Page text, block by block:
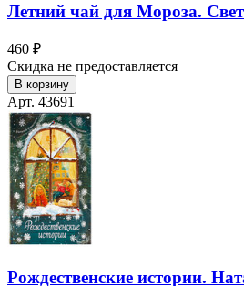
Летний чай для Мороза.
460 ₽
Скидка не предоставляется
В корзину
Арт. 43691
Рождественские истории.